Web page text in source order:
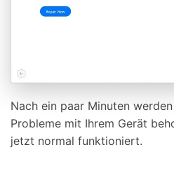
Nach ein paar Minuten
Probleme mit Ihrem Gerät
jetzt normal funktioniert.